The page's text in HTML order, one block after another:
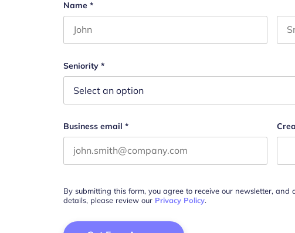
Email
Name *
Seniority *
Business email *
By submitting this form, you agree to receive our newsletter, and
details, please review our Privacy Policy.